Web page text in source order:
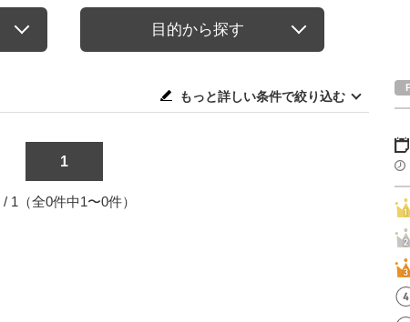
目的から探す
もっと詳しい条件で絞り込む
1
/ 1（全0件中1〜0件）